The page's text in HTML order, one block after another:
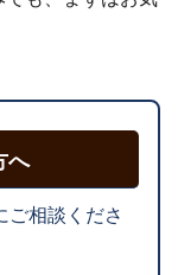
へ
ご相談くださ